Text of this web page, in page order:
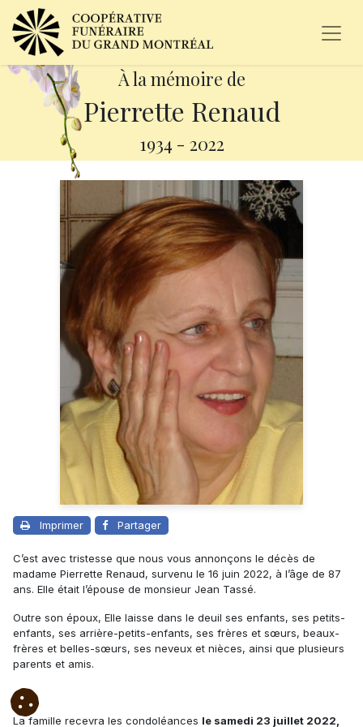
À la mémoire de
Pierrette Renaud
1934 - 2022
Imprimer Partager
C’est avec tristesse que nous vous annonçons le décès de
madame Pierrette Renaud, survenu le 16 juin 2022, à l’âge de 87
ans. Elle était l’épouse de monsieur Jean Tassé.
Outre son époux, Elle laisse dans le deuil ses enfants, ses petits-
enfants, ses arrière-petits-enfants, ses frères et sœurs, beaux-
frères et belles-sœurs, ses neveux et nièces, ainsi que plusieurs
parents et amis.
La famille recevra les condoléances le samedi 23 juillet 2022,